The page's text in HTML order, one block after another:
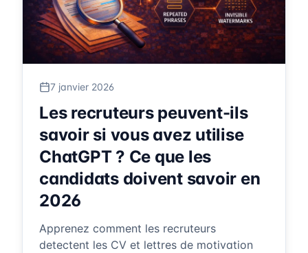
7 janvier 2026
Les recruteurs peuvent-ils
savoir si vous avez utilise
ChatGPT ? Ce que les
candidats doivent savoir en
2026
Apprenez comment les recruteurs
detectent les CV et lettres de motivation